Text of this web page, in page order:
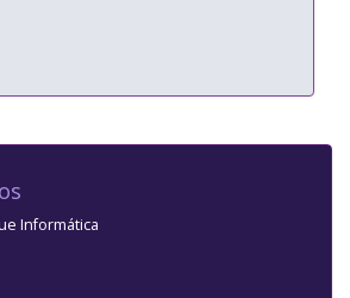
Informática